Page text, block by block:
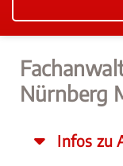
Nürnberg
Infos zu